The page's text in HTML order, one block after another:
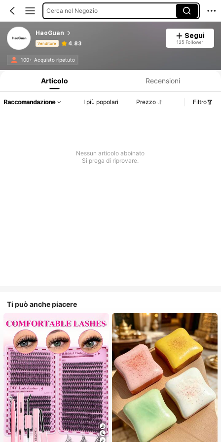
Cerca nel Negozio
HaoGuan
Venditore 4.83
Segui
125 Follower
100+ Acquisto ripetuto
Articolo Recensioni
Raccomandazione I più popolari Prezzo Filtro
Nessun articolo abbinato
Si prega di riprovare.
Ti può anche piacere